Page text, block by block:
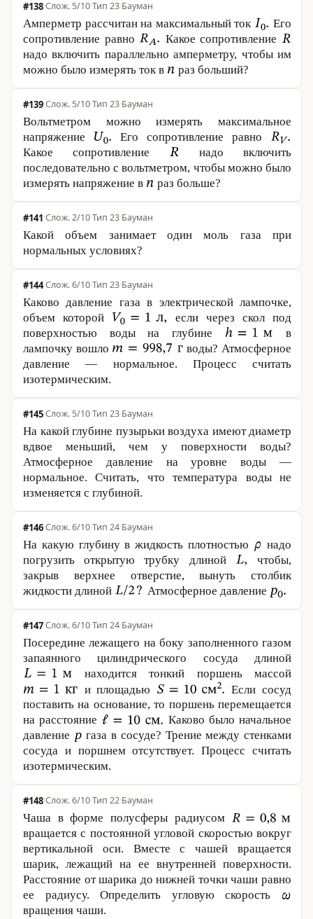
#138· 5/10·Тип 23·Бауман
Амперметр рассчитан на максимальный ток
Его
сопротивление равно
Какое сопротивление
надо включить параллельно амперметру, чтобы им
можно было измерять ток в
раз больший?
#139· 5/10·Тип 23·Бауман
Вольтметром можно измерять максимальное
напряжение
Его сопротивление равно
Какое сопротивление
надо включить
последовательно с вольтметром, чтобы можно было
измерять напряжение в
раз больше?
#141· 2/10·Тип 23·Бауман
Какой объем занимает один моль газа при
нормальных условиях?
#144· 6/10·Тип 23·Бауман
Каково давление газа в электрической лампочке,
объем которой
если через скол под
поверхностью воды на глубине
в
лампочку вошло
воды? Атмосферное
давление — нормальное. Процесс считать
изотермическим.
#145· 5/10·Тип 23·Бауман
На какой глубине пузырьки воздуха имеют диаметр
вдвое меньший, чем у поверхности воды?
Атмосферное давление на уровне воды —
нормальное. Считать, что температура воды не
изменяется с глубиной.
#146· 6/10·Тип 24·Бауман
На какую глубину в жидкость плотностью
надо
погрузить открытую трубку длиной
чтобы,
закрыв верхнее отверстие, вынуть столбик
жидкости длиной
Атмосферное давление
#147· 6/10·Тип 24·Бауман
Посередине лежащего на боку заполненного газом
запаянного цилиндрического сосуда длиной
находится тонкий поршень массой
и площадью
Если сосуд
поставить на основание, то поршень перемещается
на расстояние
Каково было начальное
давление
газа в сосуде? Трение между стенками
сосуда и поршнем отсутствует. Процесс считать
изо­тер­ми­чес­ким.
#148· 6/10·Тип 22·Бауман
Чаша в форме полусферы радиусом
вращается с постоянной угловой скоростью вокруг
вертикальной оси. Вместе с чашей вращается
шарик, лежащий на ее внутренней поверхности.
Расстояние от шарика до нижней точки чаши равно
ее радиусу. Определить угловую скорость
вращения чаши.